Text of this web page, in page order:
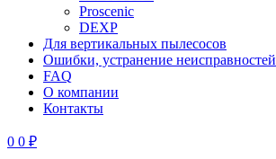
Proscenic
DEXP
Для вертикальных пылесосов
Ошибки, устранение неисправностей
FAQ
О компании
Контакты
0 0 ₽